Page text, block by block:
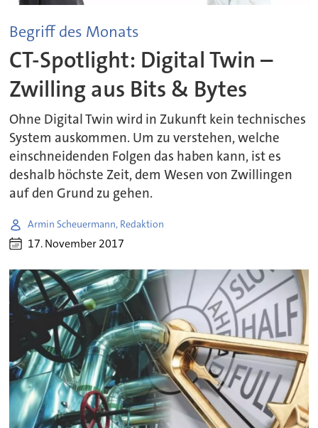
Begriff des Monats
CT-Spotlight: Digital Twin –
Zwilling aus Bits & Bytes
Ohne Digital Twin wird in Zukunft kein technisches
System auskommen. Um zu verstehen, welche
einschneidenden Folgen das haben kann, ist es
deshalb höchste Zeit, dem Wesen von Zwillingen
auf den Grund zu gehen.
Armin Scheuermann, Redaktion
17. November 2017